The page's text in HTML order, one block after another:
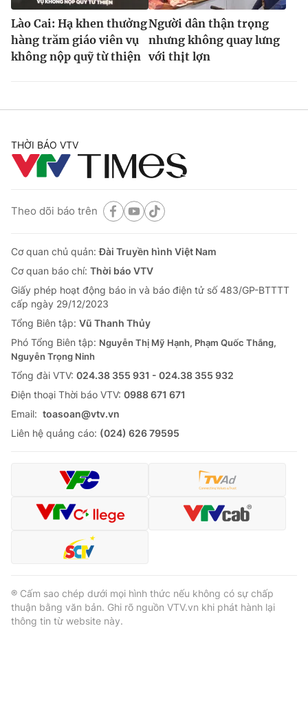
Lào Cai: Hạ khen thưởng
hàng trăm giáo viên vụ
không nộp quỹ từ thiện
Người dân thận trọng
nhưng không quay lưng
với thịt lợn
THỜI BÁO VTV
Theo dõi báo trên
Cơ quan chủ quản:Đài Truyền hình Việt Nam
Cơ quan báo chí: Thời báo VTV
Giấy phép hoạt động báo in và báo điện tử số 483/GP-BTTTT
cấp ngày 29/12/2023
Tổng Biên tập: Vũ Thanh Thủy
Phó Tổng Biên tập: Nguyễn Thị Mỹ Hạnh, Phạm Quốc Thắng,
Nguyễn Trọng Ninh
Tổng đài VTV: 024.38 355 931 - 024.38 355 932
Ðiện thoại Thời báo VTV: 0988 671 671
Email: toasoan@vtv.vn
Liên hệ quảng cáo: (024) 626 79595
® Cấm sao chép dưới mọi hình thức nếu không có sự chấp
thuận bằng văn bản. Ghi rõ nguồn VTV.vn khi phát hành lại
thông tin từ website này.